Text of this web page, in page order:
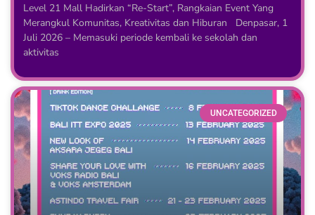
Level 21 Mall Hadirkan “Re-Start”, Rangkaian Event Yang
Merangkul Komunitas, Kreativitas dan Hiburan Denpasar, 1
Juli 2026 – Memasuki periode kembali ke sekolah dan
aktivitas
UNCATEGORIZED